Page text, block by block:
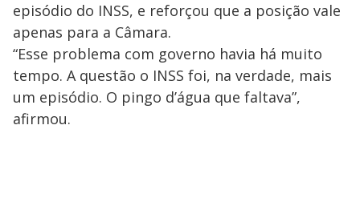
episódio do INSS, e reforçou que a posição vale
apenas para a Câmara.
“Esse problema com governo havia há muito
tempo. A questão o INSS foi, na verdade, mais
um episódio. O pingo d’água que faltava”,
afirmou.